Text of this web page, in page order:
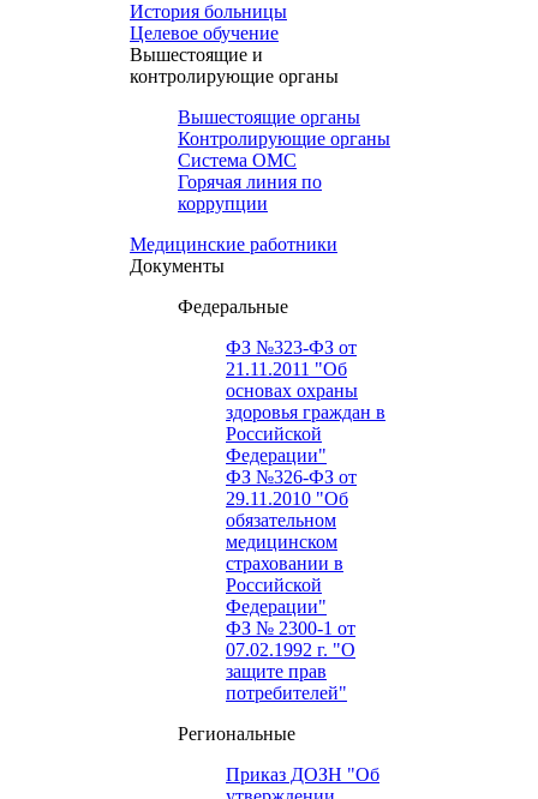
История больницы
Целевое обучение
Вышестоящие и
контролирующие органы
Вышестоящие органы
Контролирующие органы
Система ОМС
Горячая линия по
коррупции
Медицинские работники
Документы
Федеральные
ФЗ №323-ФЗ от
21.11.2011 "Об
основах охраны
здоровья граждан в
Российской
Федерации"
ФЗ №326-ФЗ от
29.11.2010 "Об
обязательном
медицинском
страховании в
Российской
Федерации"
ФЗ № 2300-1 от
07.02.1992 г. "О
защите прав
потребителей"
Региональные
Приказ ДОЗН "Об